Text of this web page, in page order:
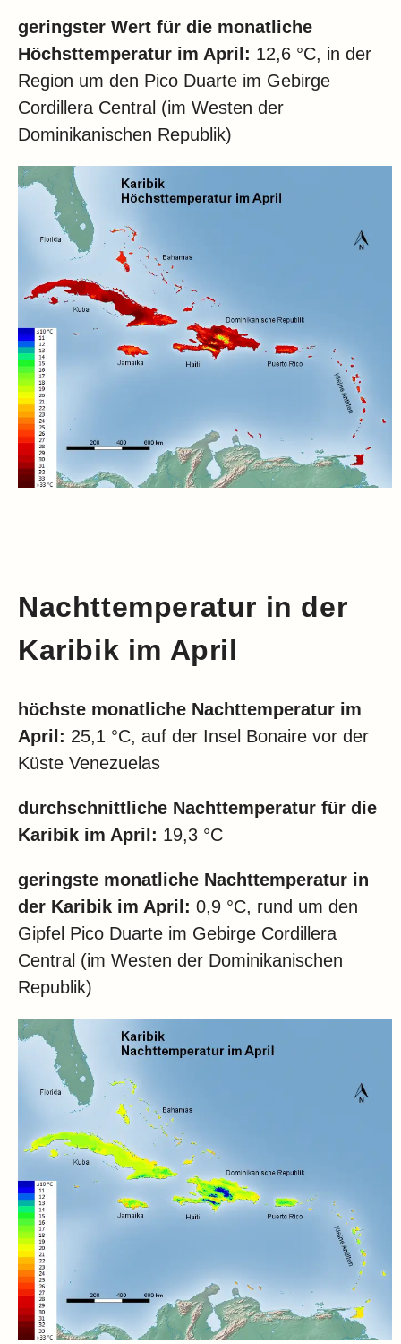
geringster Wert für die monatliche
Höchsttemperatur im April: 12,6 °C, in der
Region um den Pico Duarte im Gebirge
Cordillera Central (im Westen der
Dominikanischen Republik)
Nachttemperatur in der
Karibik im April
höchste monatliche Nachttemperatur im
April: 25,1 °C, auf der Insel Bonaire vor der
Küste Venezuelas
durchschnittliche Nachttemperatur für die
Karibik im April: 19,3 °C
geringste monatliche Nachttemperatur in
der Karibik im April: 0,9 °C, rund um den
Gipfel Pico Duarte im Gebirge Cordillera
Central (im Westen der Dominikanischen
Republik)